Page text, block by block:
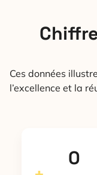
Ces données
l’excellence et la
0